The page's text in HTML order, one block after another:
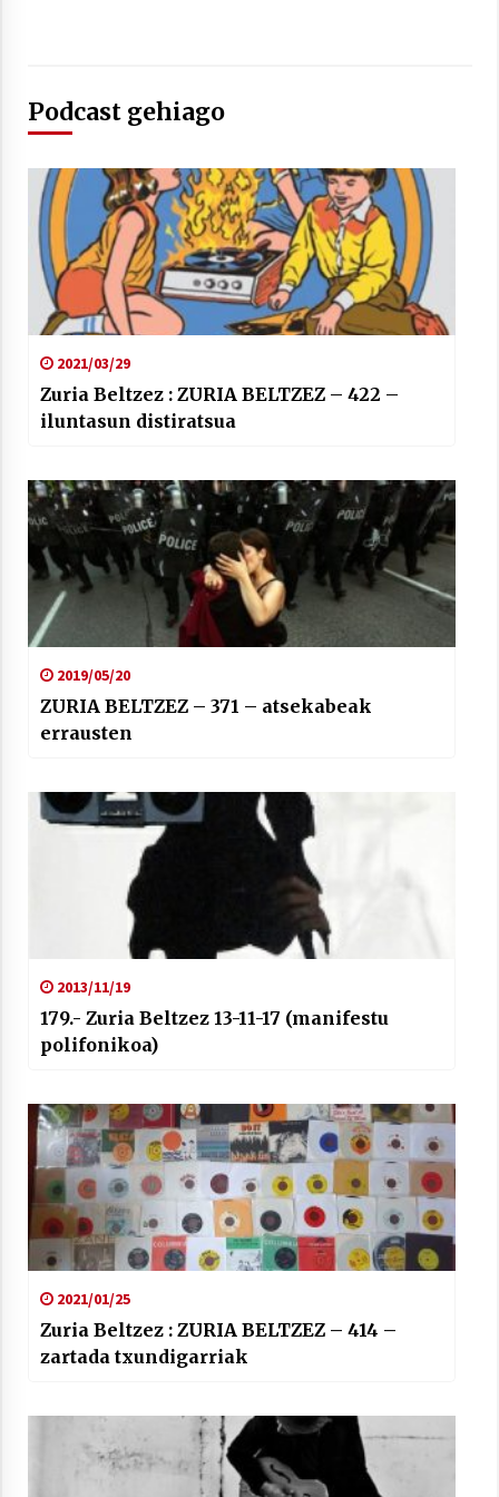
Berria egunkarian elkarrizketa
2021/07/06
Hala Bedi irratiko Hizpidea saioan
Arrosaren 20 urteez
2021/07/03
2021/07/01
Podcast gehiago
2021/03/29
Zuria Beltzez : ZURIA BELTZEZ – 422 –
iluntasun distiratsua
2019/05/20
ZURIA BELTZEZ – 371 – atsekabeak
errausten
2013/11/19
179.- Zuria Beltzez 13-11-17 (manifestu
polifonikoa)
2021/01/25
Zuria Beltzez : ZURIA BELTZEZ – 414 –
zartada txundigarriak